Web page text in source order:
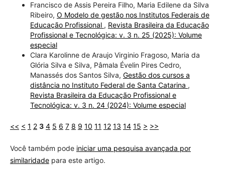
Francisco de Assis Pereira Filho, Maria Edilene da Silva
Ribeiro, O Modelo de gestão nos Institutos Federais de
Educação Profissional , Revista Brasileira da Educação
Profissional e Tecnológica: v. 3 n. 25 (2025): Volume
especial
Clara Karolinne de Araujo Virginio Fragoso, Maria da
Glória Silva e Silva, Pâmala Évelin Pires Cedro,
Manassés dos Santos Silva, Gestão dos cursos a
distância no Instituto Federal de Santa Catarina ,
Revista Brasileira da Educação Profissional e
Tecnológica: v. 3 n. 24 (2024): Volume especial
<< < 1 2 3 4 5 6 7 8 9 10 11 12 13 14 15 > >>
Você também pode iniciar uma pesquisa avançada por
similaridadepara este artigo.